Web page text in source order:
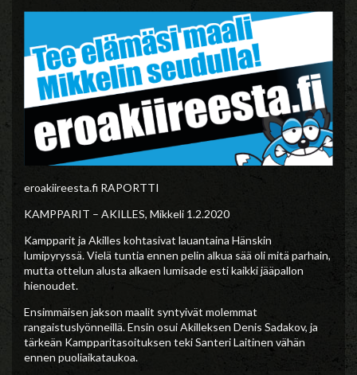
eroakiireesta.fi RAPORTTI
KAMPPARIT – AKILLES, Mikkeli 1.2.2020
Kampparit ja Akilles kohtasivat lauantaina Hänskin
lumipyryssä. Vielä tuntia ennen pelin alkua sää oli mitä parhain,
mutta ottelun alusta alkaen lumisade esti kaikki jääpallon
hienoudet.
Ensimmäisen jakson maalit syntyivät molemmat
rangaistuslyönneillä. Ensin osui Akilleksen Denis Sadakov, ja
tärkeän Kampparitasoituksen teki Santeri Laitinen vähän
ennen puoliaikataukoa.